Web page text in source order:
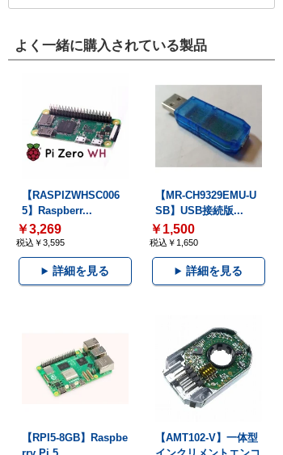
よく一緒に購入されている製品
【RASPIZWHSC006
5】Raspberr...
￥3,269
税込￥3,595
詳細を見る
【MR-CH9329EMU-U
SB】USB接続版...
￥1,500
税込￥1,650
詳細を見る
【RPI5-8GB】Raspbe
【AMT102-V】一体型